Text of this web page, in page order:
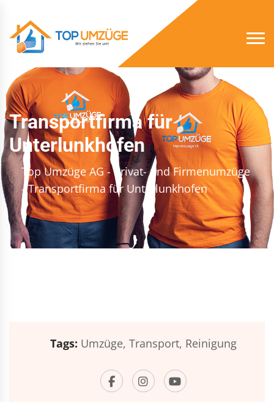
Transportfirma für
Unterlunkhofen
Top Umzüge AG - Privat- und Firmenumzüge
- Transportfirma für Unterlunkhofen
Tags: Umzüge, Transport, Reinigung